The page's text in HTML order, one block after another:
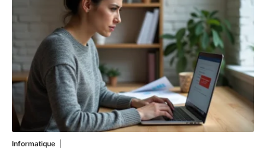
Informatique